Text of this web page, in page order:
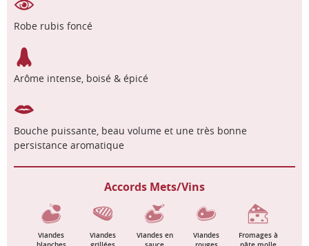
Robe rubis foncé
Arôme intense, boisé & épicé
Bouche puissante, beau volume et une très bonne
persistance aromatique
Accords Mets/Vins
Viandes
Viandes
Viandes en
Viandes
Fromages à